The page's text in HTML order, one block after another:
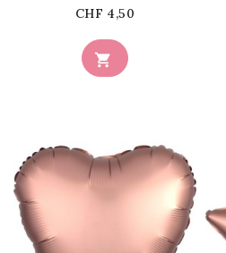

Prix
CHF 4,50